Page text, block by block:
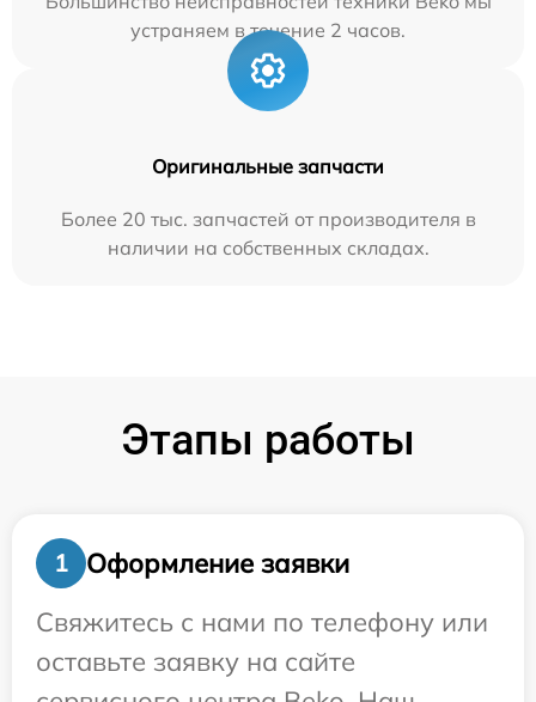
устраняем в течение 2 часов.
Оригинальные запчасти
Более 20 тыс. запчастей от производителя в
наличии на собственных складах.
Этапы работы
1
Оформление заявки
Свяжитесь с нами по телефону или
оставьте заявку на сайте